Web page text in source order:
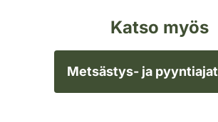
Katso myös
Metsästys- ja pyyntiajat